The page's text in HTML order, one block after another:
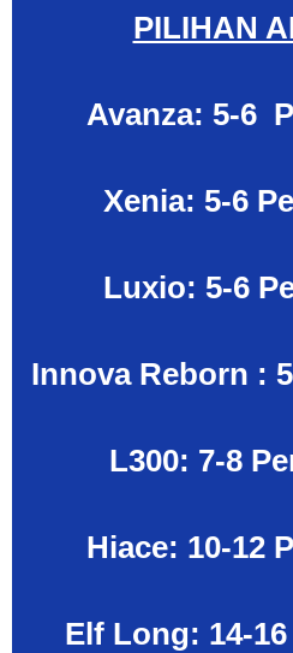
PILIHAN
Avanza: 5-6
Xenia: 5-6
Luxio: 5-6
Innova Reborn :
L300: 7-8
Hiace: 10-12
Elf Long: 14-